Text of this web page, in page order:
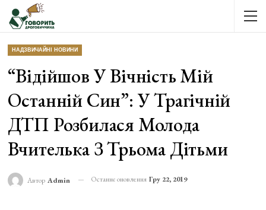
НАДЗВИЧАЙНІ НОВИНИ
“Відійшов У Вічність Мій
Останній Син”: У Трагічній
ДТП Розбилася Молода
Вчителька З Трьома Дітьми
Автор Admin Останнє оновлення Гру 22, 2019